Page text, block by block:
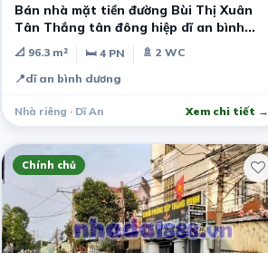
Bán nhà mặt tiền đường Bùi Thị Xuân
Tân Thắng tân đông hiệp dĩ an bình
dương
📐 96.3 m² 🛏 4 PN
🚿 2 WC
📍dĩ an bình dương
Nhà riêng · Dĩ An Xem chi tiết →
Chính chủ